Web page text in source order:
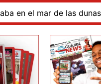
mar de las dunas de